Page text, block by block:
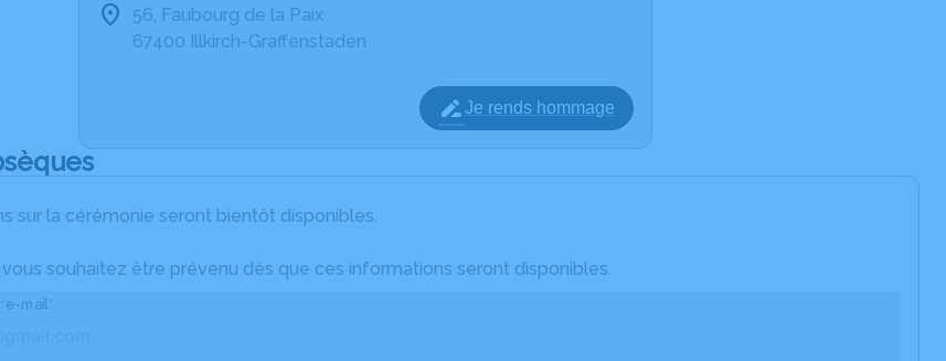
56, Faubourg de la Paix
67400 Illkirch-Graffenstaden
Je rends hommage
sur la cérémonie seront bientôt disponibles.
souhaitez être prévenu dès que ces informations seront disponibles.
e-mail*